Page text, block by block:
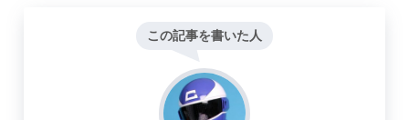
この記事を書いた人